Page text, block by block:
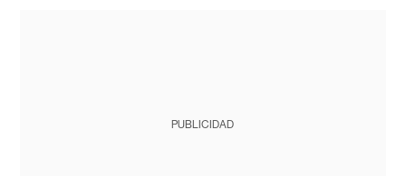
PUBLICIDAD